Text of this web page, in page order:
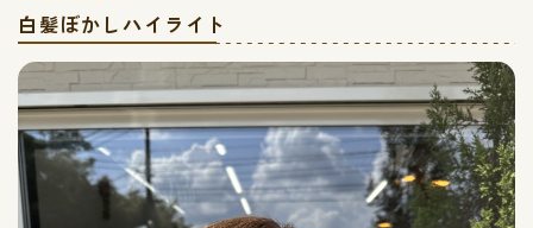
白髪ぼかしハイライト